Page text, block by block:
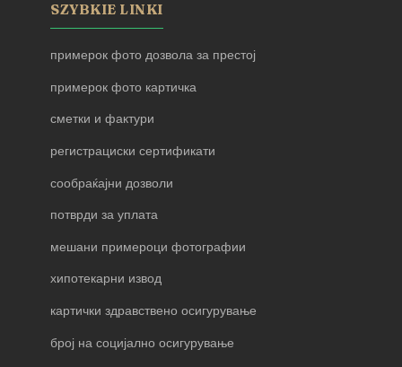
SZYBKIE LINKI
примерок фото дозвола за престој
примерок фото картичка
сметки и фактури
регистрациски сертификати
сообраќајни дозволи
потврди за уплата
мешани примероци фотографии
хипотекарни извод
картички здравствено осигурување
број на социјално осигурување